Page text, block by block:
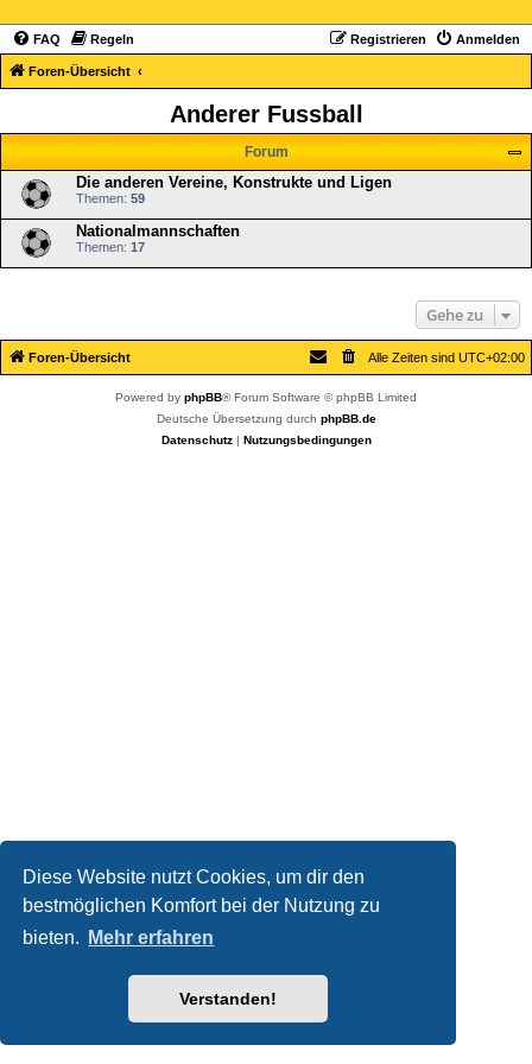
Diese Website nutzt Cookies, um dir den
bestmöglichen Komfort bei der Nutzung zu
bieten.
Mehr erfahren
Verstanden!
FAQ Regeln Anmelden
Registrieren
Foren-Übersicht
Anderer Fussball
Forum
Die anderen Vereine, Konstrukte und Ligen
Themen: 59
Nationalmannschaften
Themen: 17
Gehe zu
Foren-Übersicht Alle Zeiten sind UTC+02:00
Powered by phpBB® Forum Software © phpBB Limited
Deutsche Übersetzung durch phpBB.de
Datenschutz| Nutzungsbedingungen